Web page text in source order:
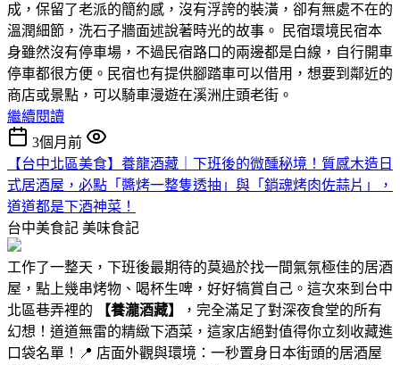
成，保留了老派的簡約感，沒有浮誇的裝潢，卻有無處不在的
溫潤細節，洗石子牆面述說著時光的故事。 民宿環境民宿本
身雖然沒有停車場，不過民宿路口的兩邊都是白線，自行開車
停車都很方便。民宿也有提供腳踏車可以借用，想要到鄰近的
商店或景點，可以騎車漫遊在溪洲庄頭老街。
繼續閱讀
3個月前
【台中北區美食】養龍酒藏｜下班後的微醺秘境！質感木造日
式居酒屋，必點「醬烤一整隻透抽」與「銷魂烤肉佐蒜片」，
道道都是下酒神菜！
台中美食記 美味食記
工作了一整天，下班後最期待的莫過於找一間氣氛極佳的居酒
屋，點上幾串烤物、喝杯生啤，好好犒賞自己。這次來到台中
北區巷弄裡的
【養瀧酒藏】
，完全滿足了對深夜食堂的所有
幻想！道道無雷的精緻下酒菜，這家店絕對值得你立刻收藏進
口袋名單！📍 店面外觀與環境：一秒置身日本街頭的居酒屋